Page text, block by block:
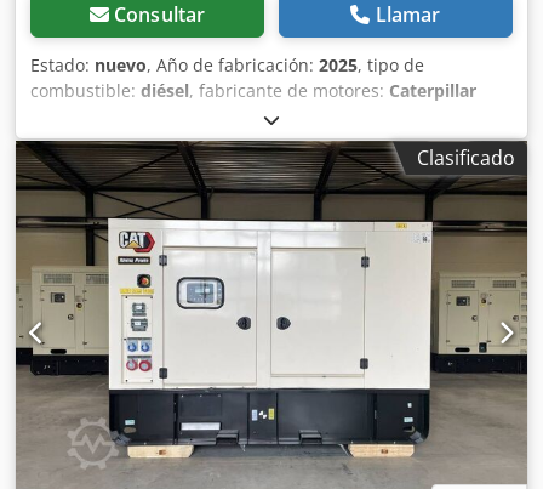
Consultar Llamar
Estado: nuevo, Año de fabricación: 2025, tipo de
combustible: diésel, fabricante de motores: Caterpillar
, Uso previsto: Construcción Peso en vacío: 11.481 kg
Potencia del generador: 1.500 kVA Dimensiones del
compartimento de carga: 667 x 245 x 279 cm Marcado CE:
sí Capacidad del depósito de agua: 1000 l Póngase en
contacto con el equipo de DPX para obtener más
información. = Más opciones y accesorios = - Batería -
Cuadro de control Dcodpfxox Dqnke Al Nsk - Techo de
acero - Depósito
Clasificado